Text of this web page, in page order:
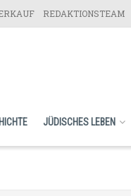
REDAKTIONSTEAM
JÜDISCHES LEBEN